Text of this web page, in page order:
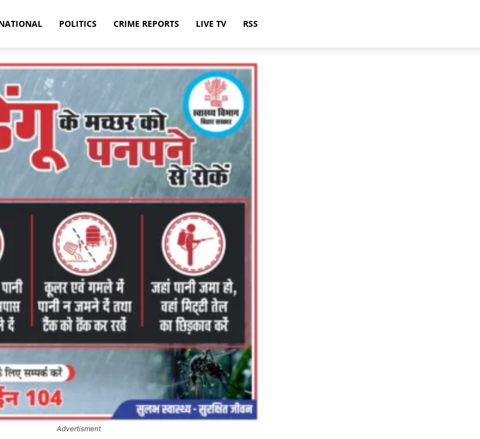
POLITICS CRIME REPORTS LIVE TV RSS
Advertisment